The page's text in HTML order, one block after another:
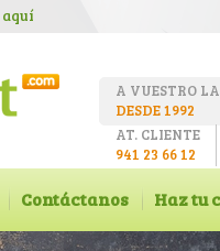
aquí
A VUESTRO
DESDE 1992
AT. CLIENTE
941 23 66 12
Contáctanos Haz tu